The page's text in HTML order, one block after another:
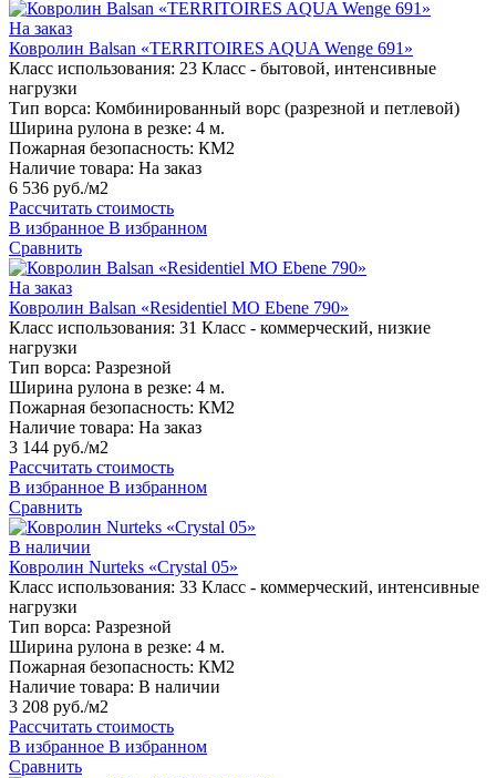
На заказ
Ковролин Balsan «TERRITOIRES AQUA Wenge 691»
Класс использования: 23 Класс - бытовой, интенсивные
нагрузки
Тип ворса: Комбинированный ворс (разрезной и петлевой)
Ширина рулона в резке: 4 м.
Пожарная безопасность: КМ2
Наличие товара: На заказ
6 536 руб./м2
Рассчитать стоимость
В избранное В избранном
Сравнить
На заказ
Ковролин Balsan «Residentiel MO Ebene 790»
Класс использования: 31 Класс - коммерческий, низкие
нагрузки
Тип ворса: Разрезной
Ширина рулона в резке: 4 м.
Пожарная безопасность: КМ2
Наличие товара: На заказ
3 144 руб./м2
Рассчитать стоимость
В избранное В избранном
Сравнить
В наличии
Ковролин Nurteks «Crystal 05»
Класс использования: 33 Класс - коммерческий, интенсивные
нагрузки
Тип ворса: Разрезной
Ширина рулона в резке: 4 м.
Пожарная безопасность: КМ2
Наличие товара: В наличии
3 208 руб./м2
Рассчитать стоимость
В избранное В избранном
Сравнить